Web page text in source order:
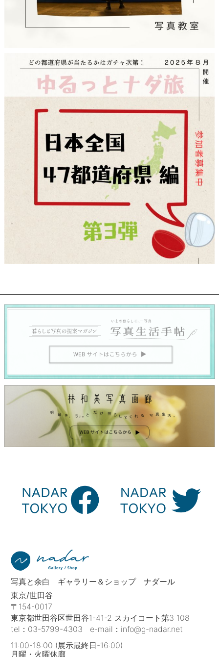
写真と余白 ギャラリー＆ショップ ナダール
東京/世田谷
〒154-0017
東京都世田谷区世田谷1-41-2 スカイコート第3 108
tel： 03-5799-4303 e-mail： info@g-nadar.net
11:00-18:00 (展示最終日-16:00)
月曜・火曜休廊